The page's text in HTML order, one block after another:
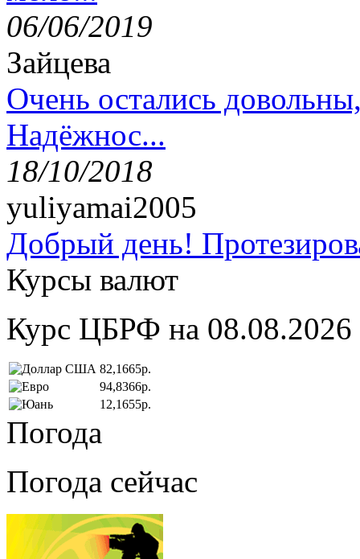
06/06/2019
Зайцева
Очень остались
Надёжнос...
18/10/2018
yuliyamai2005
Добрый день!
Курсы валют
Курс ЦБРФ на 08.08.2026
82,1665р.
94,8366р.
12,1655р.
Погода
Погода сейчас